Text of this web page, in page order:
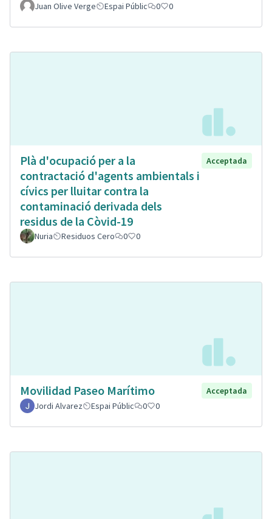
Juan Olive Verge
Espai Públic 0 0
Plà d'ocupació per a la
contractació d'agents ambientals i
cívics per lluitar contra la
contaminació derivada dels
residus de la Còvid-19
Acceptada
Nuria Residuos Cero 0 0
Movilidad Paseo Marítimo
Acceptada
Jordi Alvarez
Espai Públic 0 0